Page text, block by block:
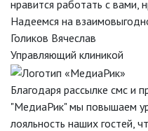
нравится работать с вами,
Надеемся на
Голиков Вячеслав
Управляющий клиникой
Благодаря рассылке смс и
"МедиаРик" мы повышаем
лояльность наших гостей,